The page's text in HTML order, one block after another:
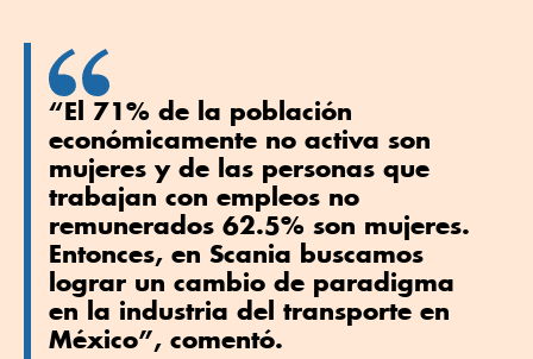
“El 71% de la población
económicamente no activa son
mujeres y de las personas que
trabajan con empleos no
remunerados 62.5% son mujeres.
Entonces, en Scania buscamos
lograr un cambio de paradigma
en la industria del transporte en
México”, comentó.